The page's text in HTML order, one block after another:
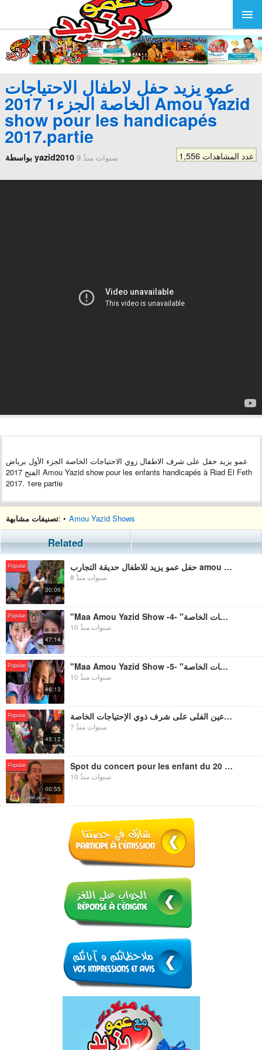
عمو يزيد حفل لاطفال الاحتياجات
الخاصة الجزء1 2017 Amou Yazid
show pour les handicapés
2017.partie
بواسطة yazid2010 9 سنوات منذُ 1,556 عدد المشاهدات
عمو يزيد حفل على شرف الاطفال زوي الاحتياجات الخاصة الجزء الأول برياض
الفتح 2017 Amou Yazid show pour les enfants handicapés à Riad El Feth
2017. 1ere partie
تصنيفات مشابهة: • Amou Yazid Shows
Related
Popular
30:06
حفل عمو يزيد للاطفال حديقة التجارب amou yazid Show pour les enfants du Jardin d'essais
8 سنوات منذُ
Popular
47:14
"Maa Amou Yazid Show -4- "مع عمو يزيد" حفل بمناسبة اليوم الوطني لذوي الاحتياجات الخاصة
10 سنوات منذُ
Popular
46:13
"Maa Amou Yazid Show -5- "مع عمو يزيد" حفل بمناسبة اليوم الوطني لذوي الاحتياجات الخاصة
10 سنوات منذُ
Popular
45:12
حفل عمو يزيد عين الفلى على شرف ذوي الإحتياجات الخاصة Amou Yazid Show A Ain Defla handicapes
7 سنوات منذُ
Popular
00:55
Spot du concert pour les enfant du 20 novembre -"Maa Amou Yazid" - "مع عمو يزيد"
10 سنوات منذُ